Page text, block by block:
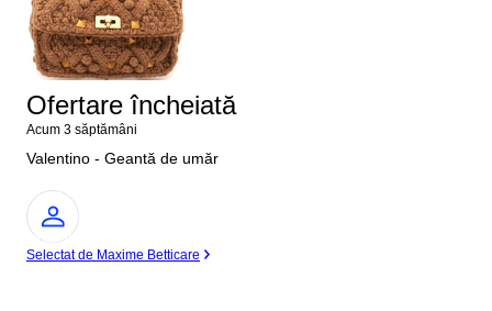
Ofertare încheiată
Acum 3 săptămâni
Valentino - Geantă de umăr
Expert
Selectat de Maxime Betticare